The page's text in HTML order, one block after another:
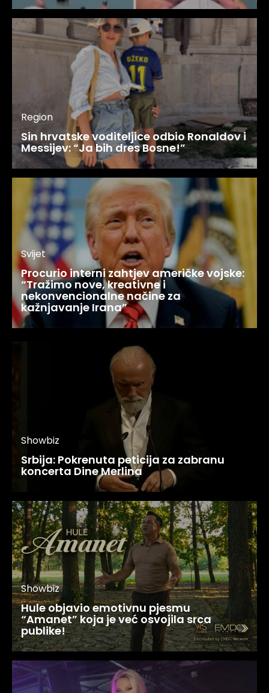
Region
Sin hrvatske voditeljice odbio Ronaldov i
Messijev: “Ja bih dres Bosne!”
Svijet
Procurio interni zahtjev američke vojske:
“Tražimo nove, kreativne i
nekonvencionalne načine za
kažnjavanje Irana”
Showbiz
Srbija: Pokrenuta peticija za zabranu
koncerta Dine Merlina
Showbiz
Hule objavio emotivnu pjesmu
“Amanet” koja je već osvojila srca
publike!